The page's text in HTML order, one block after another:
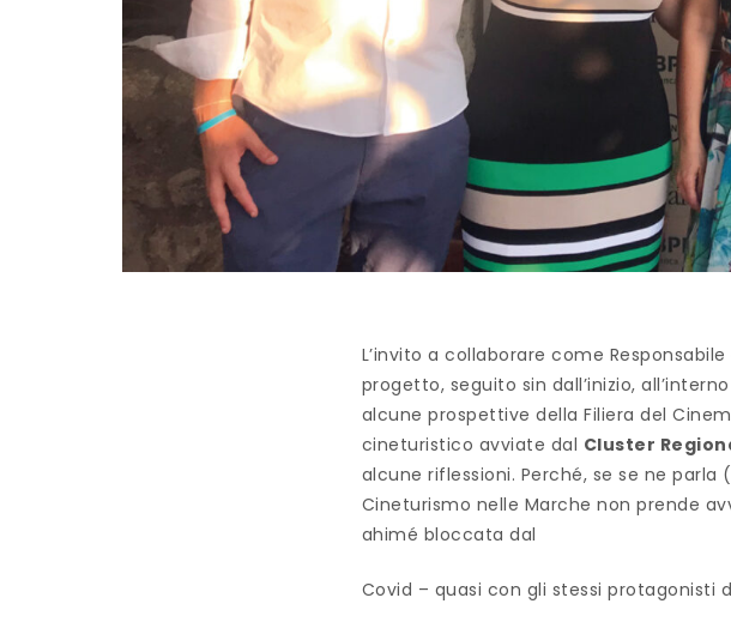
L’invito a collaborare come Responsabile
progetto, seguito sin dall’inizio,
alcune prospettive della Filiera del
cineturistico avviate dal Cluster
alcune riflessioni. Perché, se se ne
Cineturismo nelle Marche non prende
ahimé bloccata dal
Covid – quasi con gli stessi protagonisti